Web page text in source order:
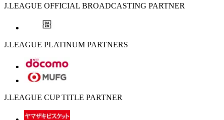
J.LEAGUE OFFICIAL BROADCASTING PARTNER
J.LEAGUE PLATINUM PARTNERS
J.LEAGUE CUP TITLE PARTNER